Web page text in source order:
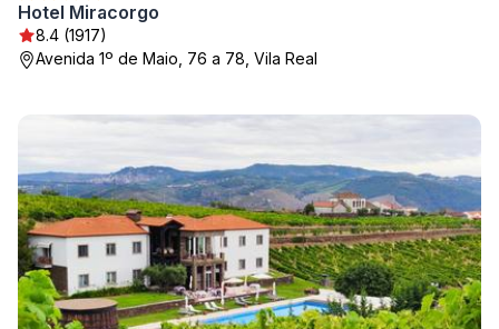
Hotel Miracorgo
8.4 (1917)
Avenida 1º de Maio, 76 a 78, Vila Real